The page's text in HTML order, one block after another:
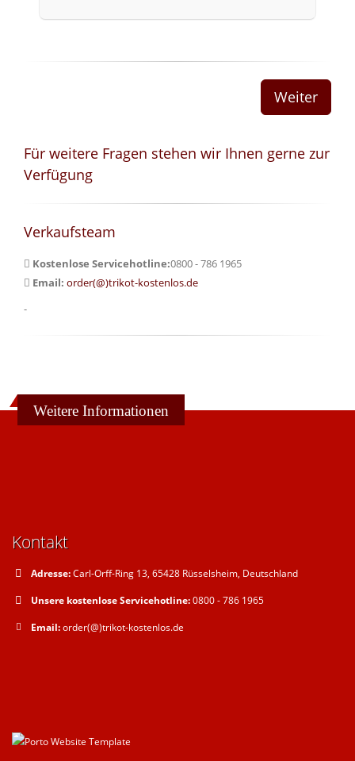
Für weitere Fragen stehen wir Ihnen gerne zur
Verfügung
Verkaufsteam
Kostenlose Servicehotline:0800 - 786 1965
Email: order(@)trikot-kostenlos.de
-
Weitere Informationen
Kontakt
Adresse:Carl-Orff-Ring 13, 65428 Rüsselsheim, Deutschland
Unsere kostenlose Servicehotline:0800 - 786 1965
Email:order(@)trikot-kostenlos.de